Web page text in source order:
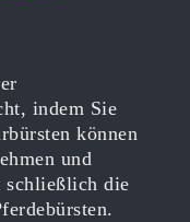
indem Sie
können
und
schließlich die